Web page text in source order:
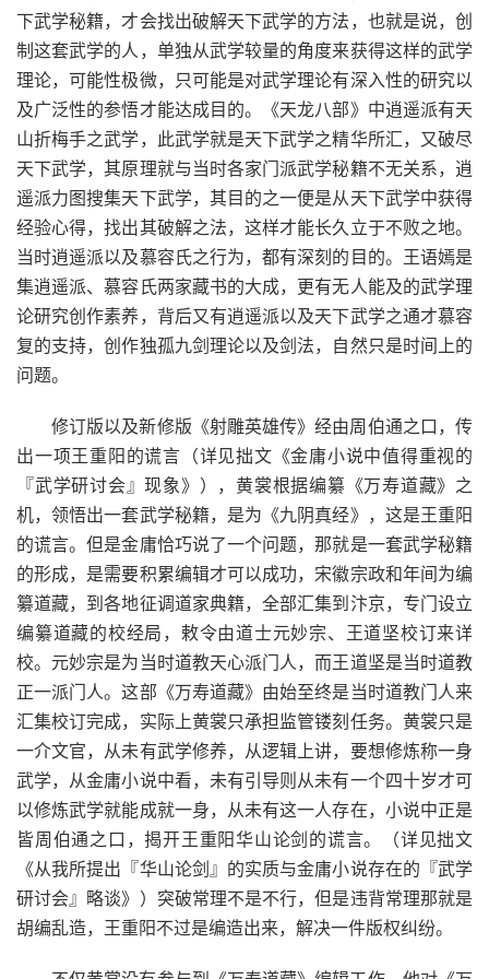
下武学秘籍，才会找出破解天下武学的方法，也就是说，创
制这套武学的人，单独从武学较量的角度来获得这样的武学
理论，可能性极微，只可能是对武学理论有深入性的研究以
及广泛性的参悟才能达成目的。《天龙八部》中逍遥派有天
山折梅手之武学，此武学就是天下武学之精华所汇，又破尽
天下武学，其原理就与当时各家门派武学秘籍不无关系，逍
遥派力图搜集天下武学，其目的之一便是从天下武学中获得
经验心得，找出其破解之法，这样才能长久立于不败之地。
当时逍遥派以及慕容氏之行为，都有深刻的目的。王语嫣是
集逍遥派、慕容氏两家藏书的大成，更有无人能及的武学理
论研究创作素养，背后又有逍遥派以及天下武学之通才慕容
复的支持，创作独孤九剑理论以及剑法，自然只是时间上的
问题。
修订版以及新修版《射雕英雄传》经由周伯通之口，传
出一项王重阳的谎言（详见拙文《金庸小说中值得重视的
『武学研讨会』现象》），黄裳根据编纂《万寿道藏》之
机，领悟出一套武学秘籍，是为《九阴真经》，这是王重阳
的谎言。但是金庸恰巧说了一个问题，那就是一套武学秘籍
的形成，是需要积累编辑才可以成功，宋徽宗政和年间为编
纂道藏，到各地征调道家典籍，全部汇集到汴京，专门设立
编纂道藏的校经局，敕令由道士元妙宗、王道坚校订来详
校。元妙宗是为当时道教天心派门人，而王道坚是当时道教
正一派门人。这部《万寿道藏》由始至终是当时道教门人来
汇集校订完成，实际上黄裳只承担监管镂刻任务。黄裳只是
一介文官，从未有武学修养，从逻辑上讲，要想修炼称一身
武学，从金庸小说中看，未有引导则从未有一个四十岁才可
以修炼武学就能成就一身，从未有这一人存在，小说中正是
皆周伯通之口，揭开王重阳华山论剑的谎言。（详见拙文
《从我所提出『华山论剑』的实质与金庸小说存在的『武学
研讨会』略谈》）突破常理不是不行，但是违背常理那就是
胡编乱造，王重阳不过是编造出来，解决一件版权纠纷。